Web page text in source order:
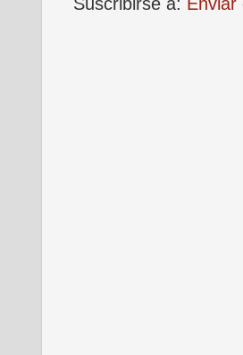
Suscribirse a: